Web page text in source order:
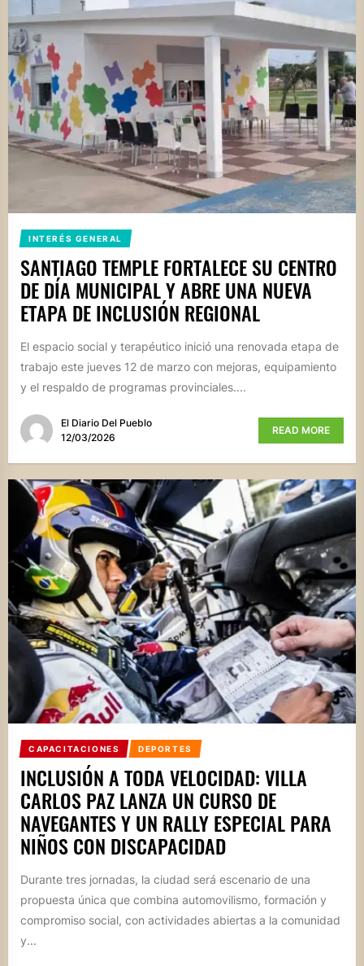
INTERÉS GENERAL
SANTIAGO TEMPLE FORTALECE SU CENTRO
DE DÍA MUNICIPAL Y ABRE UNA NUEVA
ETAPA DE INCLUSIÓN REGIONAL
El espacio social y terapéutico inició una renovada etapa de
trabajo este jueves 12 de marzo con mejoras, equipamiento
y el respaldo de programas provinciales....
El Diario Del Pueblo
12/03/2026
READ MORE
CAPACITACIONES DEPORTES
INCLUSIÓN A TODA VELOCIDAD: VILLA
CARLOS PAZ LANZA UN CURSO DE
NAVEGANTES Y UN RALLY ESPECIAL PARA
NIÑOS CON DISCAPACIDAD
Durante tres jornadas, la ciudad será escenario de una
propuesta única que combina automovilismo, formación y
compromiso social, con actividades abiertas a la comunidad
y...